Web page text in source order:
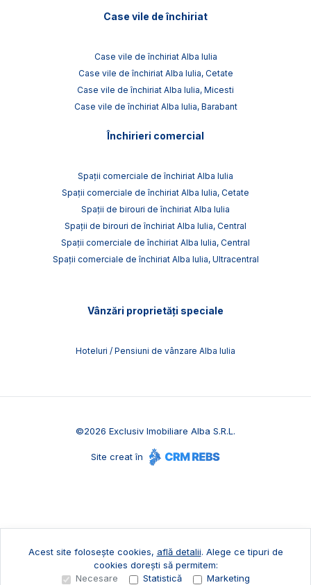
Case vile de închiriat
Case vile de închiriat Alba Iulia
Case vile de închiriat Alba Iulia, Cetate
Case vile de închiriat Alba Iulia, Micesti
Case vile de închiriat Alba Iulia, Barabant
Închirieri comercial
Spații comerciale de închiriat Alba Iulia
Spații comerciale de închiriat Alba Iulia, Cetate
Spații de birouri de închiriat Alba Iulia
Spații de birouri de închiriat Alba Iulia, Central
Spații comerciale de închiriat Alba Iulia, Central
Spații comerciale de închiriat Alba Iulia, Ultracentral
Vânzări proprietăți speciale
Hoteluri / Pensiuni de vânzare Alba Iulia
©2026 Exclusiv Imobiliare Alba S.R.L.
Site creat în
Acest site folosește cookies, află detalii. Alege ce tipuri de
cookies dorești să permitem:
Necesare
Statistică Marketing